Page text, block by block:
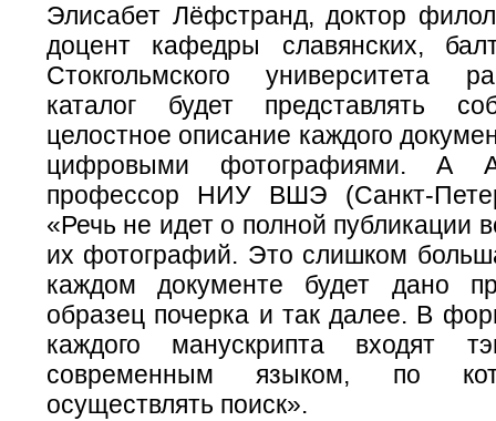
Элисабет Лёфстранд, доктор
доцент кафедры славянских,
Стокгольмского университета
каталог будет представлять
целостное описание каждого
цифровыми фотографиями. А
профессор НИУ ВШЭ (Санкт-
«Речь не идет о полной публикации
их фотографий. Это слишком
каждом документе будет дано
образец почерка и так далее. В
каждого манускрипта входят
современным языком, по
осуществлять поиск».